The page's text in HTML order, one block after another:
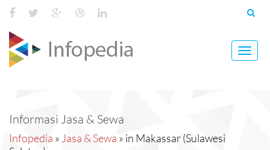
Toggle
Informasi Jasa & Sewa
Infopedia » Jasa & Sewa » in Makassar (Sulawesi